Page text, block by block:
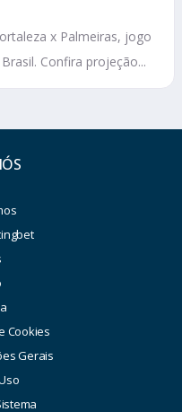
x Palmeiras, jogo
Confira projeção...
Cookies
Gerais